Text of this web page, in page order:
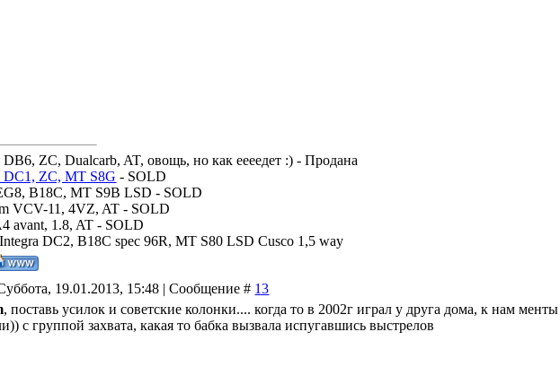
DB6, ZC, Dualcarb, AT, овощь, но как еееедет :) - Продана
DC1, ZC, MT S8G - SOLD
B18C, MT S9B LSD - SOLD
VCV-11, 4VZ, AT - SOLD
avant, 1.8, AT - SOLD
DC2, B18C spec 96R, MT S80 LSD Cusco 1,5 way
19.01.2013, 15:48 | Сообщение # 13
, поставь усилок и советские колонки.... когда то в 2002г играл у друга дома, к нам менты
с группой захвата, какая то бабка вызвала испугавшись выстрелов